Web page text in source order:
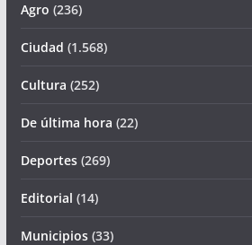
Agro (236)
Ciudad (1.568)
Cultura (252)
De última hora (22)
Deportes(269)
Editorial (14)
Municipios(33)